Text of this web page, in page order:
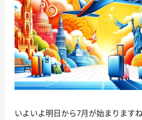
いよいよ明日から7月が始まります